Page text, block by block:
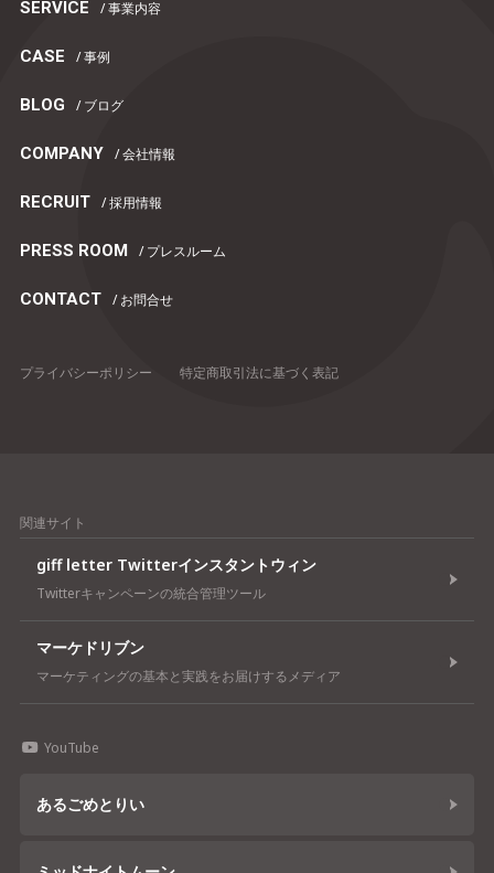
SERVICE / 事業内容
CASE / 事例
BLOG / ブログ
COMPANY / 会社情報
RECRUIT / 採用情報
PRESS ROOM / プレスルーム
CONTACT / お問合せ
プライバシーポリシー 特定商取引法に基づく表記
関連サイト
giff letter Twitterインスタントウィン
Twitterキャンペーンの統合管理ツール
マーケドリブン
マーケティングの基本と実践をお届けするメディア
YouTube
あるごめとりい